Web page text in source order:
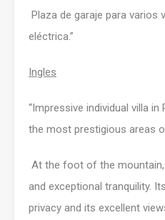
Plaza de garaje para varios
eléctrica.”
Ingles
“Impressive individual villa
the most prestigious areas
At the foot of the
and exceptional tranquility.
privacy and its excellent